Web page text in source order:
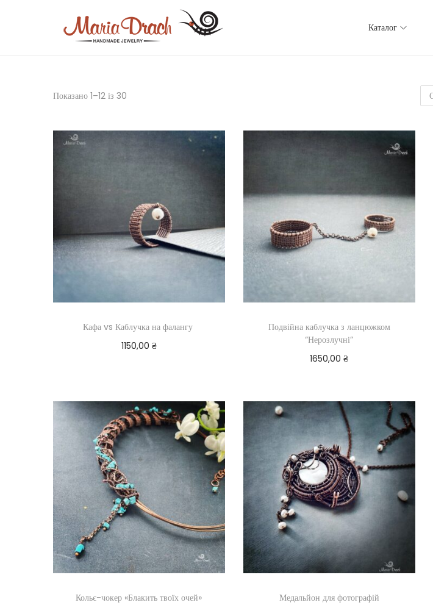
Каталог
Показано 1–12 із 30
Кафа vs Каблучка на фалангу
1150,00 ₴
Подвійна каблучка з ланцюжком
“Нерозлучні”
1650,00₴
Кольє-чокер «Блакить твоїх очей»
Медальйон для фотографій